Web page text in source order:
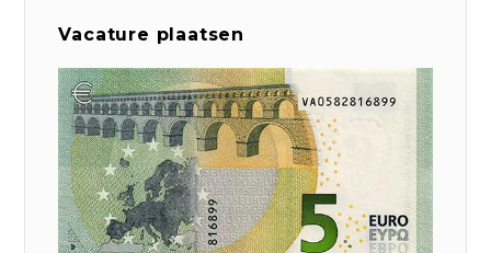
Vacature plaatsen